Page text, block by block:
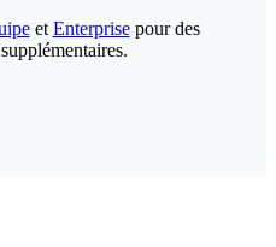
et Enterprisepour des